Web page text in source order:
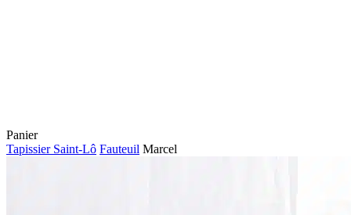
PanierFermer
le
Tapissier Saint-Lô Fauteuil Marcel